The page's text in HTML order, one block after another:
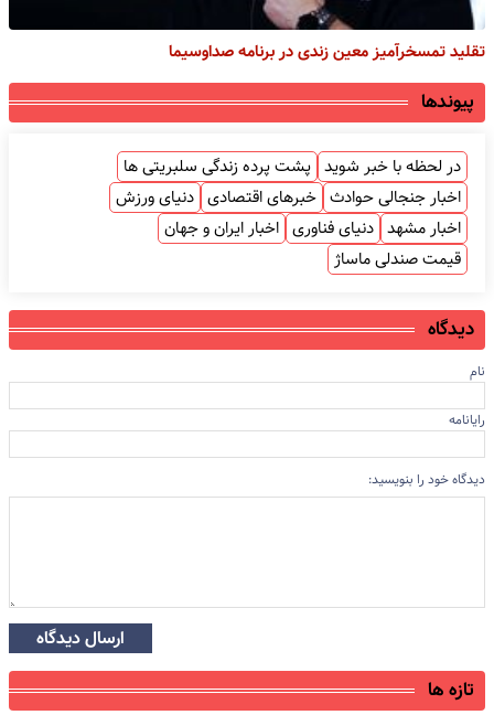
تقلید تمسخرآمیز معین زندی در برنامه صداوسیما
پیوندها
در لحظه با خبر شوید پشت پرده زندگی سلبریتی ها
اخبار جنجالی حوادث خبرهای اقتصادی دنیای ورزش
اخبار مشهد دنیای فناوری اخبار ایران و جهان
قیمت صندلی ماساژ
دیدگاه
نام
رایانامه
دیدگاه خود را بنویسید:
ارسال دیدگاه
تازه ها